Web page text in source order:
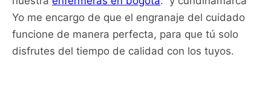
Yo me encargo de que el engranaje del cuidado
funcione de manera perfecta, para que tú solo
disfrutes del tiempo de calidad con los tuyos.